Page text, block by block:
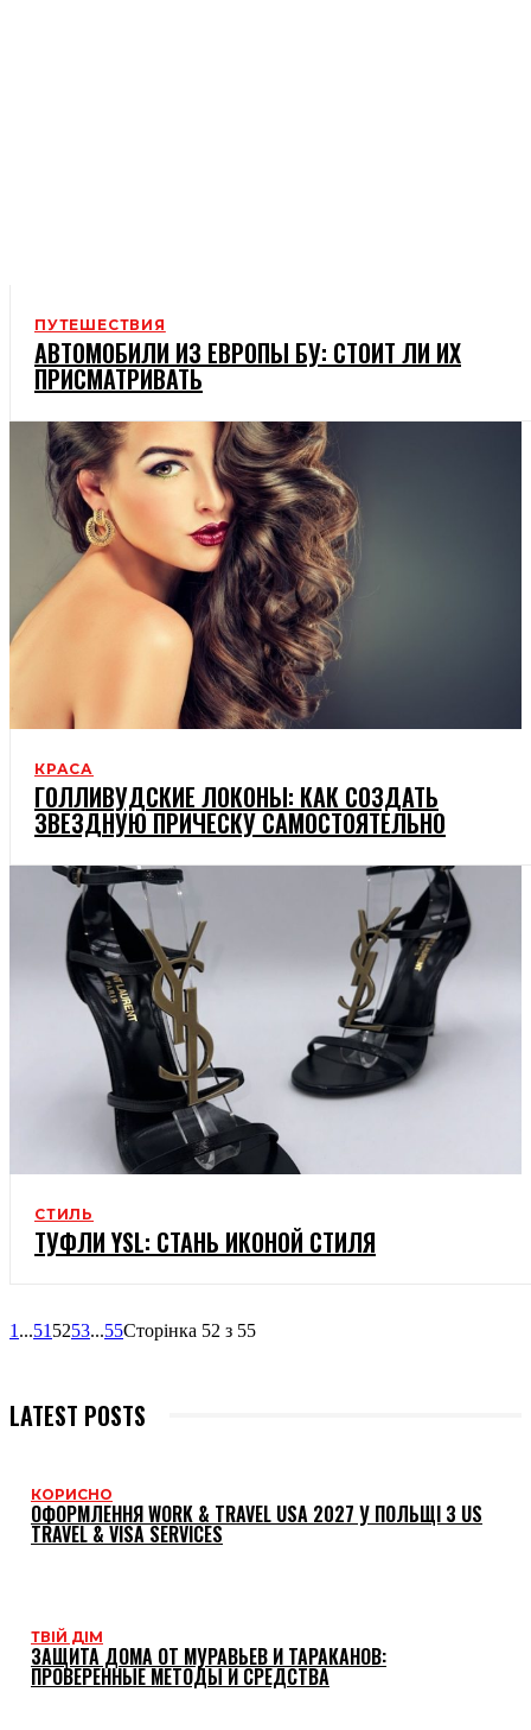
ПУТЕШЕСТВИЯ
АВТОМОБИЛИ ИЗ ЕВРОПЫ БУ: СТОИТ ЛИ ИХ
ПРИСМАТРИВАТЬ
КРАСА
ГОЛЛИВУДСКИЕ ЛОКОНЫ: КАК СОЗДАТЬ
ЗВЕЗДНУЮ ПРИЧЕСКУ САМОСТОЯТЕЛЬНО
СТИЛЬ
ТУФЛИ YSL: СТАНЬ ИКОНОЙ СТИЛЯ
1 ...51 5253...55Сторінка 52 з 55
LATEST POSTS
КОРИСНО
ОФОРМЛЕННЯ WORK & TRAVEL USA 2027 У ПОЛЬЩІ З US
TRAVEL & VISA SERVICES
ТВІЙ ДІМ
ЗАЩИТА ДОМА ОТ МУРАВЬЕВ И ТАРАКАНОВ:
ПРОВЕРЕННЫЕ МЕТОДЫ И СРЕДСТВА